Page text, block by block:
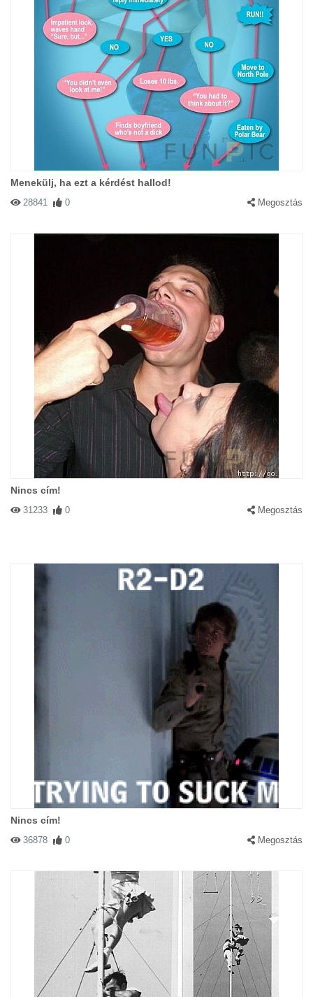
Menekülj, ha ezt a kérdést hallod!
28841 0 Megosztás
Nincs cím!
31233 0 Megosztás
Nincs cím!
36878 0 Megosztás